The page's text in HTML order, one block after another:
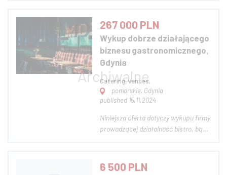
Projekt zlokalizowany jest na działce
o powierzchni 9602 m² w dynamicznie
rozwijającym się regionie Pomorza –
gotowej pod inwest...
267 000 PLN
Wykup dobrze działającego
biznesu gastronomicznego,
Gdynia
Catering, venues,
pomorskie, Gdynia
published 15.11.2024
Niniejsza oferta dotyczy wykupu firmy
prowadzącej działalność bistro, bądź
know-how. Oferta rekomendowana
jest dla osób znających branżę
6 500 PLN